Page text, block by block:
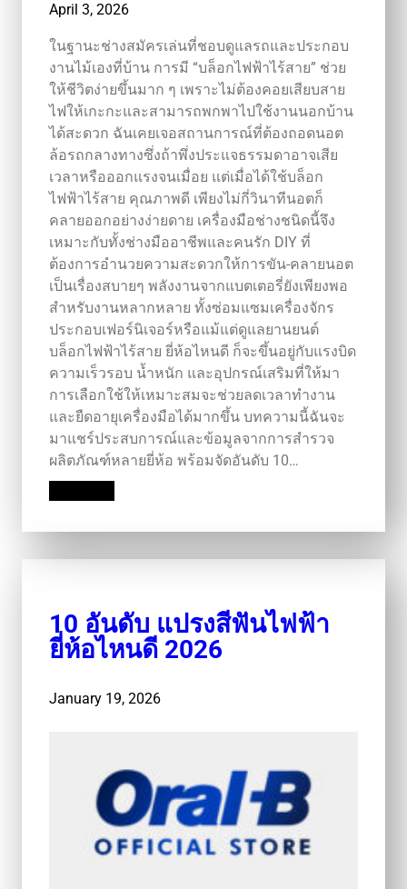
April 3, 2026
ในฐานะช่างสมัครเล่นที่ชอบดูแลรถและประกอบ
งานไม้เองที่บ้าน การมี “บล็อกไฟฟ้าไร้สาย” ช่วย
ให้ชีวิตง่ายขึ้นมาก ๆ เพราะไม่ต้องคอยเสียบสาย
ไฟให้เกะกะและสามารถพกพาไปใช้งานนอกบ้าน
ได้สะดวก ฉันเคยเจอสถานการณ์ที่ต้องถอดนอต
ล้อรถกลางทางซึ่งถ้าพึ่งประแจธรรมดาอาจเสีย
เวลาหรือออกแรงจนเมื่อย แต่เมื่อได้ใช้บล็อก
ไฟฟ้าไร้สาย คุณภาพดี เพียงไม่กี่วินาทีนอตก็
คลายออกอย่างง่ายดาย เครื่องมือช่างชนิดนี้จึง
เหมาะกับทั้งช่างมืออาชีพและคนรัก DIY ที่
ต้องการอำนวยความสะดวกให้การขัน‑คลายนอต
เป็นเรื่องสบายๆ พลังงานจากแบตเตอรี่ยังเพียงพอ
สำหรับงานหลากหลาย ทั้งซ่อมแซมเครื่องจักร
ประกอบเฟอร์นิเจอร์หรือแม้แต่ดูแลยานยนต์
บล็อกไฟฟ้าไร้สาย ยี่ห้อไหนดี ก็จะขึ้นอยู่กับแรงบิด
ความเร็วรอบ น้ำหนัก และอุปกรณ์เสริมที่ให้มา
การเลือกใช้ให้เหมาะสมจะช่วยลดเวลาทำงาน
และยืดอายุเครื่องมือได้มากขึ้น บทความนี้ฉันจะ
มาแชร์ประสบการณ์และข้อมูลจากการสำรวจ
ผลิตภัณฑ์หลายยี่ห้อ พร้อมจัดอันดับ 10…
10 อันดับ แปรงสีฟันไฟฟ้า
ยี่ห้อไหนดี 2026
January 19, 2026